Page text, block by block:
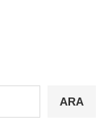
ARA